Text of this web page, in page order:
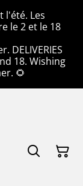
l'été. Les
le 2 et le 18
DELIVERIES
18. Wishing
🌻